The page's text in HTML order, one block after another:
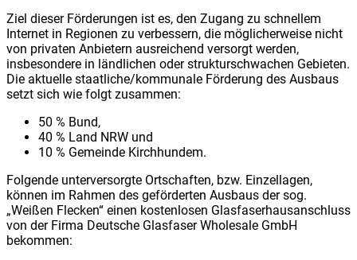
Ziel dieser Förderungen ist es, den Zugang zu schnellem
Internet in Regionen zu verbessern, die möglicherweise nicht
von privaten Anbietern ausreichend versorgt werden,
insbesondere in ländlichen oder strukturschwachen Gebieten.
Die aktuelle staatliche/kommunale Förderung des Ausbaus
setzt sich wie folgt zusammen:
50 % Bund,
40 % Land NRW und
10 % Gemeinde Kirchhundem.
Folgende unterversorgte Ortschaften, bzw. Einzellagen,
können im Rahmen des geförderten Ausbaus der sog.
„Weißen Flecken“ einen kostenlosen Glasfaserhausanschluss
von der Firma Deutsche Glasfaser Wholesale GmbH
bekommen: